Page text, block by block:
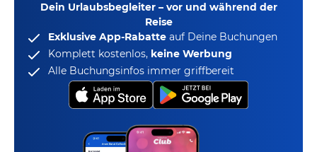
Dein Urlaubsbegleiter – vor und während der
Reise
Exklusive App-Rabatte auf Deine Buchungen
Komplett kostenlos, keine Werbung
Alle Buchungsinfos immer griffbereit